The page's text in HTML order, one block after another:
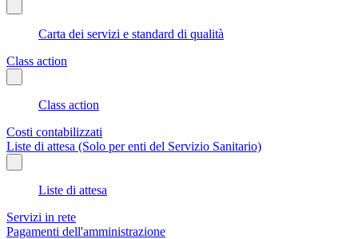
Carta dei servizi e standard di qualità
Class action
Class action
Costi contabilizzati
Liste di attesa (Solo per enti del Servizio Sanitario)
Liste di attesa
Servizi in rete
Pagamenti dell'amministrazione